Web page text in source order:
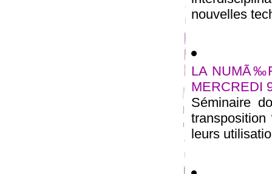
nouvelles
LA
MERCREDI
Séminaire
transposition
leurs